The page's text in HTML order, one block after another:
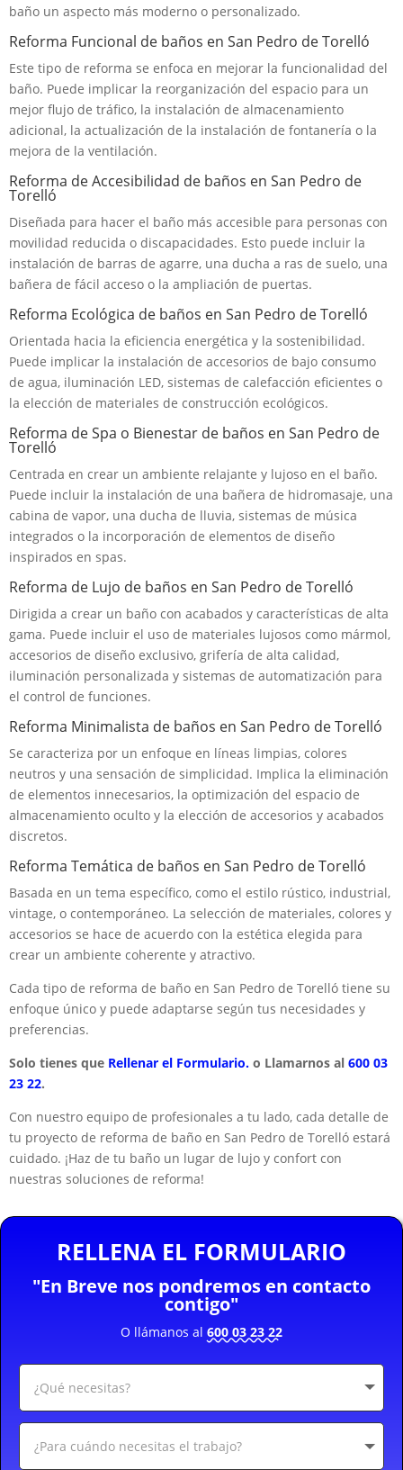
baño un aspecto más moderno o personalizado.
Reforma Funcional de baños en San Pedro de Torelló
Este tipo de reforma se enfoca en mejorar la funcionalidad del
baño. Puede implicar la reorganización del espacio para un
mejor flujo de tráfico, la instalación de almacenamiento
adicional, la actualización de la instalación de fontanería o la
mejora de la ventilación.
Reforma de Accesibilidad de baños en San Pedro de
Torelló
Diseñada para hacer el baño más accesible para personas con
movilidad reducida o discapacidades. Esto puede incluir la
instalación de barras de agarre, una ducha a ras de suelo, una
bañera de fácil acceso o la ampliación de puertas.
Reforma Ecológica de baños en San Pedro de Torelló
Orientada hacia la eficiencia energética y la sostenibilidad.
Puede implicar la instalación de accesorios de bajo consumo
de agua, iluminación LED, sistemas de calefacción eficientes o
la elección de materiales de construcción ecológicos.
Reforma de Spa o Bienestar de baños en San Pedro de
Torelló
Centrada en crear un ambiente relajante y lujoso en el baño.
Puede incluir la instalación de una bañera de hidromasaje, una
cabina de vapor, una ducha de lluvia, sistemas de música
integrados o la incorporación de elementos de diseño
inspirados en spas.
Reforma de Lujo de baños en San Pedro de Torelló
Dirigida a crear un baño con acabados y características de alta
gama. Puede incluir el uso de materiales lujosos como mármol,
accesorios de diseño exclusivo, grifería de alta calidad,
iluminación personalizada y sistemas de automatización para
el control de funciones.
Reforma Minimalista de baños en San Pedro de Torelló
Se caracteriza por un enfoque en líneas limpias, colores
neutros y una sensación de simplicidad. Implica la eliminación
de elementos innecesarios, la optimización del espacio de
almacenamiento oculto y la elección de accesorios y acabados
discretos.
Reforma Temática de baños en San Pedro de Torelló
Basada en un tema específico, como el estilo rústico, industrial,
vintage, o contemporáneo. La selección de materiales, colores y
accesorios se hace de acuerdo con la estética elegida para
crear un ambiente coherente y atractivo.
Cada tipo de reforma de baño en San Pedro de Torelló tiene su
enfoque único y puede adaptarse según tus necesidades y
preferencias.
Solo tienes que Rellenar el Formulario. o Llamarnos al 600 03
23 22.
Con nuestro equipo de profesionales a tu lado, cada detalle de
tu proyecto de reforma de baño en San Pedro de Torelló estará
cuidado. ¡Haz de tu baño un lugar de lujo y confort con
nuestras soluciones de reforma!
RELLENA EL FORMULARIO
"En Breve nos pondremos en contacto
contigo"
O llámanos al 600 03 23 22